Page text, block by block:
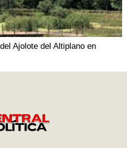
Ajolote del Altiplano en